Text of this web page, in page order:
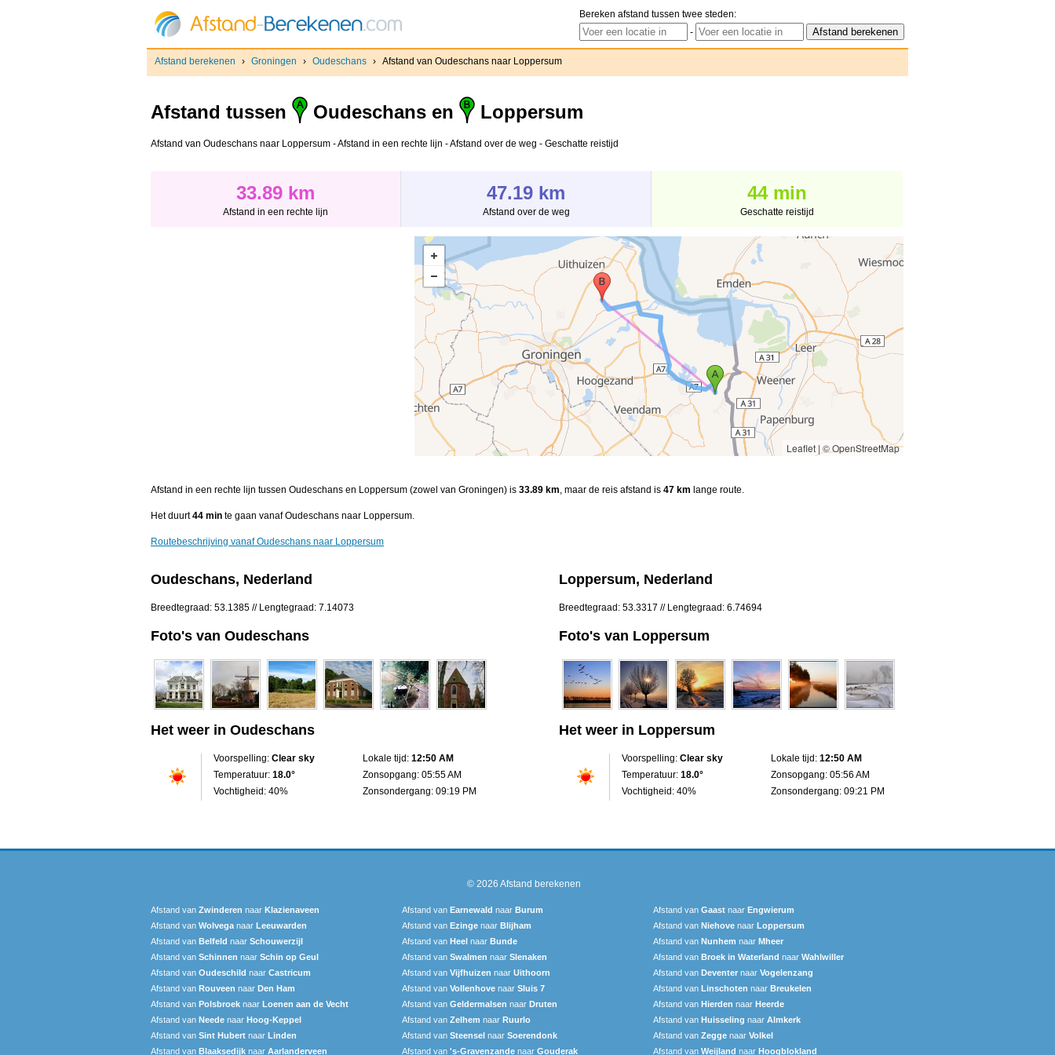
Bereken afstand tussen twee steden:
-
Afstand berekenen › Groningen › Oudeschans › Afstand van Oudeschans naar Loppersum
Afstand tussen Oudeschans en Loppersum
Afstand van Oudeschans naar Loppersum - Afstand in een rechte lijn - Afstand over de weg - Geschatte reistijd
33.89 km
Afstand in een rechte lijn
47.19 km
Afstand over de weg
44 min
Geschatte reistijd
Leaflet | © OpenStreetMap
Afstand in een rechte lijn tussen Oudeschans en Loppersum (zowel van Groningen) is 33.89 km, maar de reis afstand is 47 km lange route.
Het duurt44 min te gaan vanaf Oudeschans naar Loppersum.
Routebeschrijving vanaf Oudeschans naar Loppersum
Oudeschans, Nederland
Breedtegraad: 53.1385 // Lengtegraad: 7.14073
Foto's van Oudeschans
Het weer in Oudeschans
Voorspelling: Clear sky
Temperatuur: 18.0°
Vochtigheid: 40%
Lokale tijd: 12:50 AM
Zonsopgang: 05:55 AM
Zonsondergang: 09:19 PM
Loppersum, Nederland
Breedtegraad: 53.3317 // Lengtegraad: 6.74694
Foto's van Loppersum
Het weer in Loppersum
Voorspelling: Clear sky
Temperatuur: 18.0°
Vochtigheid: 40%
Lokale tijd: 12:50 AM
Zonsopgang: 05:56 AM
Zonsondergang: 09:21 PM
© 2026 Afstand berekenen
Afstand van Zwinderen naar Klazienaveen Afstand van Earnewald naar Burum Afstand van Gaast naar Engwierum
Afstand van Wolvega naar Leeuwarden Afstand van Ezinge naar Blijham Afstand van Niehove naar Loppersum
Afstand van Belfeld naar Schouwerzijl Afstand van Heel naar Bunde Afstand van Nunhem naar Mheer
Afstand van Schinnen naar Schin op Geul Afstand van Swalmen naar Slenaken Afstand van Broek in Waterland naar Wahlwiller
Afstand van Oudeschild naar Castricum Afstand van Vijfhuizen naar Uithoorn Afstand van Deventer naar Vogelenzang
Afstand van Rouveen naar Den Ham Afstand van Vollenhove naar Sluis 7 Afstand van Linschoten naar Breukelen
Afstand van Polsbroek naar Loenen aan de Vecht Afstand van Geldermalsen naar Druten Afstand van Hierden naar Heerde
Afstand van Neede naar Hoog-Keppel Afstand van Zelhem naar Ruurlo Afstand van Huisseling naar Almkerk
Afstand van Sint Hubert naar Linden Afstand van Steensel naar Soerendonk Afstand van Zegge naar Volkel
Afstand van Blaaksedijk naar Aarlanderveen Afstand van 's-Gravenzande naar Gouderak Afstand van Weijland naar Hoogblokland